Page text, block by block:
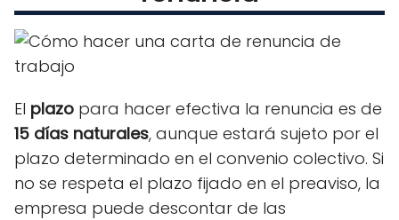
El plazo para hacer efectiva la renuncia es de
15 días naturales, aunque estará sujeto por el
plazo determinado en el convenio colectivo. Si
no se respeta el plazo fijado en el preaviso, la
empresa puede descontar de las